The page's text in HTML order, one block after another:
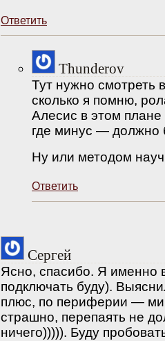
Ответить
Thunderov
Тут нужно смотреть
сколько я помню,
Алесис в этом
где минус — должно
Ну или методом
Ответить
Сергей
Ясно, спасибо. Я именно
подключать буду).
плюс, по периферии —
страшно, перепаять не
ничего))))). Буду